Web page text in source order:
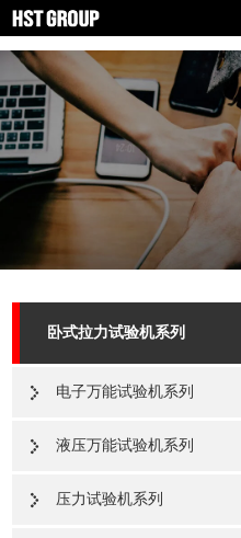
卧式拉力试验机系列
电子万能试验机系列
液压万能试验机系列
压力试验机系列